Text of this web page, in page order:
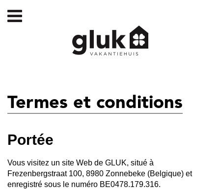
Termes et conditions
Portée
Vous visitez un site Web de GLUK, situé à
Frezenbergstraat 100, 8980 Zonnebeke (Belgique) et
enregistré sous le numéro BE0478.179.316.